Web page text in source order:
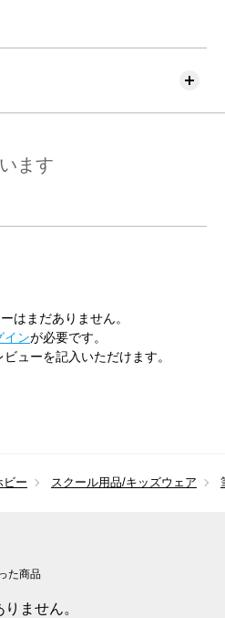
ます
はまだありません。
インが必要です。
ビューを記入いただけます。
ビー スクール用品/キッズウェア
た商品
ません。